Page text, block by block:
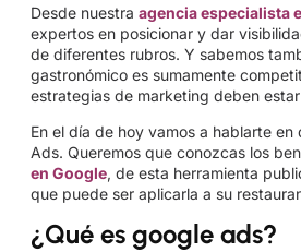
Desde nuestra agencia especialista
expertos en posicionar y dar
de diferentes rubros. Y sabemos
gastronómico es sumamente
estrategias de marketing deben
En el día de hoy vamos a hablarte en
Ads. Queremos que conozcas los
en Google, de esta herramienta
que puede ser aplicarla a su
¿Qué es google ads?